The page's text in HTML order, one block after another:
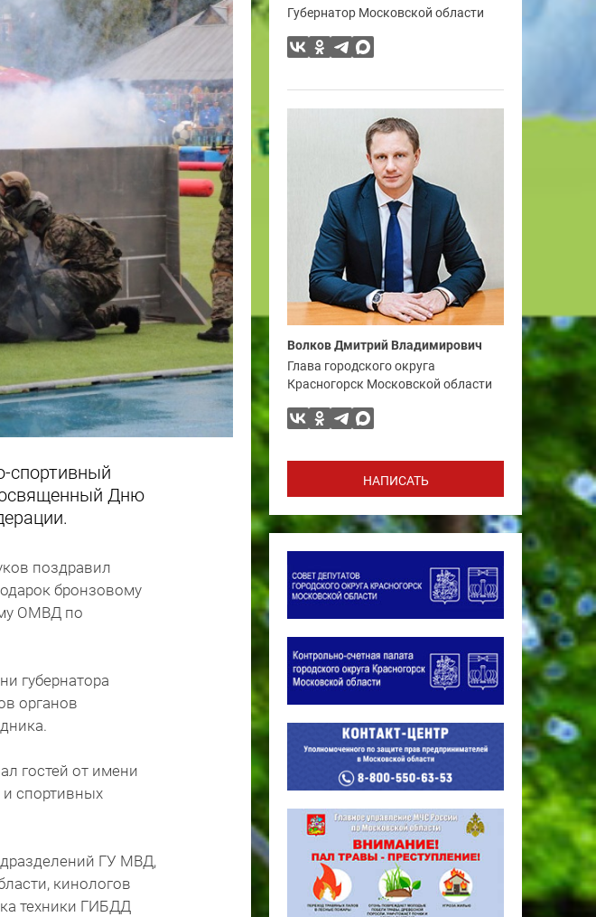
спортивный
Дню
поздравил
бронзовому
ОМВД по
губернатора
органов
гостей от имени
и спортивных
ГУ МВД,
кинологов
техники ГИБДД
Губернатор Московской области
Волков Дмитрий Владимирович
Глава городского округа
Красногорск Московской области
НАПИСАТЬ